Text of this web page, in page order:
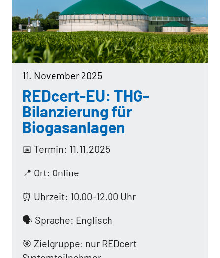
11. November 2025
REDcert-EU: THG-
Bilanzierung für
Biogasanlagen
📅 Termin: 11.11.2025
📍 Ort: Online
⏰ Uhrzeit: 10.00-12.00 Uhr
🗣️ Sprache: Englisch
🎯 Zielgruppe: nur REDcert